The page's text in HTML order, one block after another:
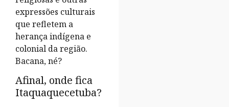
expressões culturais
que refletem a
herança indígena e
colonial da região.
Bacana, né?
Afinal, onde fica
Itaquaquecetuba?